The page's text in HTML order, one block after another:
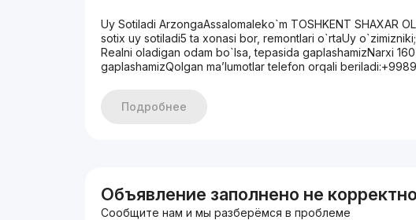
Uy Sotiladi ArzongaAssalomaleko`m TOSHKENT SHAXAR
sotix uy sotiladi5 ta xonasi bor, remontlari o`rtaUy
Realni oladigan odam bo`lsa, tepasida gaplashamizNarxi
gaplashamizQolgan ma’lumotlar telefon orqali
Подробнее
Объявление заполнено не
Сообщите нам и мы разберёмся в проблеме